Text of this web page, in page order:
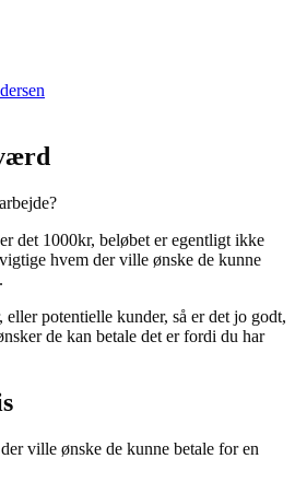
det 1000kr, beløbet er egentligt ikke
hvem der ville ønske de kunne
potentielle kunder, så er det jo godt,
de kan betale det er fordi du har
ville ønske de kunne betale for en